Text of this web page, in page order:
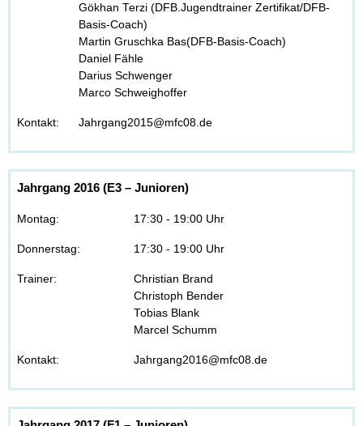
Gökhan Terzi (DFB.Jugendtrainer Zertifikat/DFB-
Basis-Coach)
Martin Gruschka Bas(DFB-Basis-Coach)
Daniel Fähle
Darius Schwenger
Marco Schweighoffer
Kontakt: Jahrgang2015@mfc08.de
Jahrgang 2016 (E3 – Junioren)
Montag: 17:30 - 19:00 Uhr
Donnerstag: 17:30 - 19:00 Uhr
Trainer:
Christian Brand
Christoph Bender
Tobias Blank
Marcel Schumm
Kontakt: Jahrgang2016@mfc08.de